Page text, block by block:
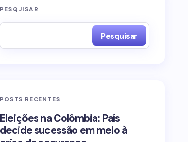
PESQUISAR
Pesquisar
POSTS RECENTES
Eleições na Colômbia: País
decide sucessão em meio à